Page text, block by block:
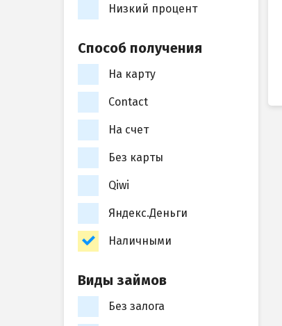
Низкий процент
Способ получения
На карту
Contact
На счет
Без карты
Qiwi
Яндекс.Деньги
Наличными
Виды займов
Без залога